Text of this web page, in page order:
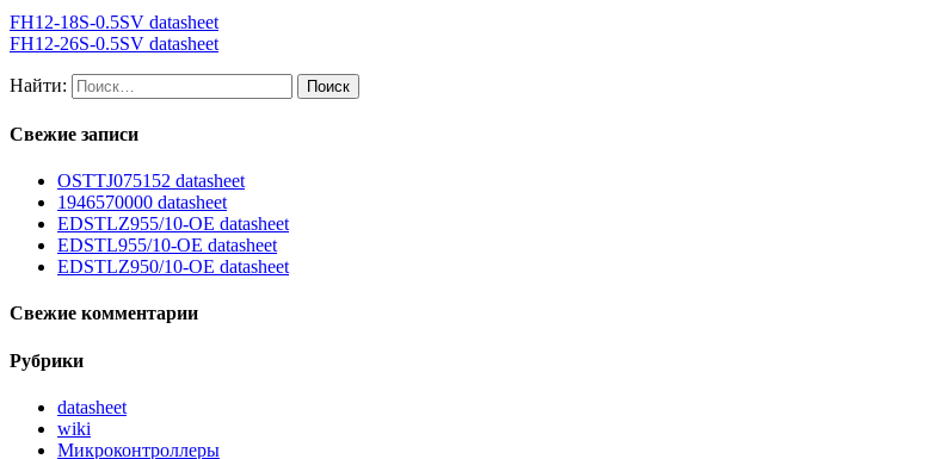
FH12-18S-0.5SV datasheet
FH12-26S-0.5SV datasheet
Найти:
Свежие записи
OSTTJ075152 datasheet
1946570000 datasheet
EDSTLZ955/10-OE datasheet
EDSTL955/10-OE datasheet
EDSTLZ950/10-OE datasheet
Свежие комментарии
Рубрики
datasheet
wiki
Микроконтроллеры